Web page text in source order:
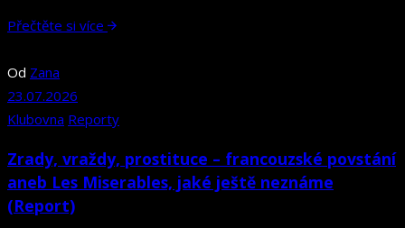
Přečtěte si více
Od Zana
23.07.2026
Klubovna Reporty
Zrady, vraždy, prostituce – francouzské povstání
aneb Les Miserables, jaké ještě neznáme
(Report)